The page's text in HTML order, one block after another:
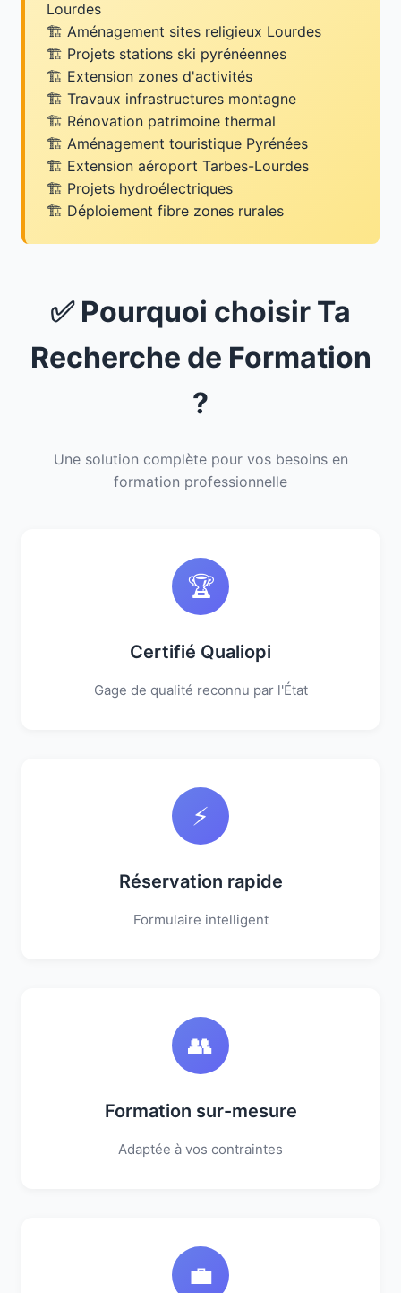
Lourdes
Aménagement sites religieux Lourdes
Projets stations ski pyrénéennes
Extension zones d'activités
Travaux infrastructures montagne
Rénovation patrimoine thermal
Aménagement touristique Pyrénées
Extension aéroport Tarbes-Lourdes
Projets hydroélectriques
Déploiement fibre zones rurales
✅ Pourquoi choisir Ta
Recherche de Formation
?
Une solution complète pour vos besoins en
formation professionnelle
🏆
Certifié Qualiopi
Gage de qualité reconnu par l'État
⚡
Réservation rapide
Formulaire intelligent
👥
Formation sur-mesure
Adaptée à vos contraintes
💼